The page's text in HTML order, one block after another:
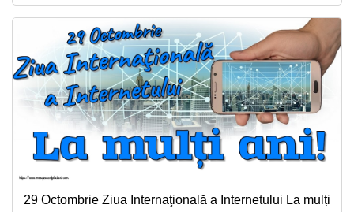
29 Octombrie Ziua Internaţională a Internetului La mulți